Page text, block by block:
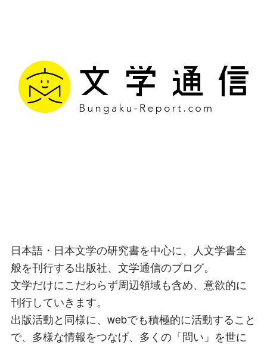
日本語・日本文学の研究書を中心に、人文学書全
般を刊行する出版社、文学通信のブログ。
文学だけにこだわらず周辺領域も含め、意欲的に
刊行していきます。
出版活動と同様に、webでも積極的に活動すること
で、多様な情報をつなげ、多くの「問い」を世に